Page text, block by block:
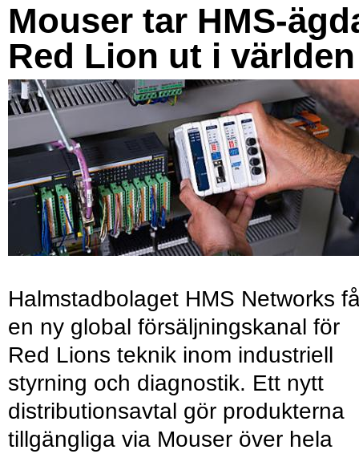
Mouser tar HMS-
Red Lion ut i världen
Halmstadbolaget HMS Networks
en ny global försäljningskanal för
Red Lions teknik inom industriell
styrning och diagnostik. Ett nytt
distributionsavtal gör produkterna
tillgängliga via Mouser över hela